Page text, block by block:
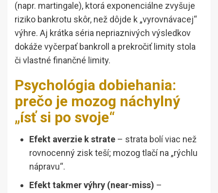
(napr. martingale), ktorá exponenciálne zvyšuje
riziko bankrotu skôr, než dôjde k „vyrovnávacej“
výhre. Aj krátka séria nepriaznivých výsledkov
dokáže vyčerpať bankroll a prekročiť limity stola
či vlastné finančné limity.
Psychológia dobiehania:
prečo je mozog náchylný
„ísť si po svoje“
Efekt averzie k strate – strata bolí viac než
rovnocenný zisk teší; mozog tlačí na „rýchlu
nápravu“.
Efekt takmer výhry (near-miss) –